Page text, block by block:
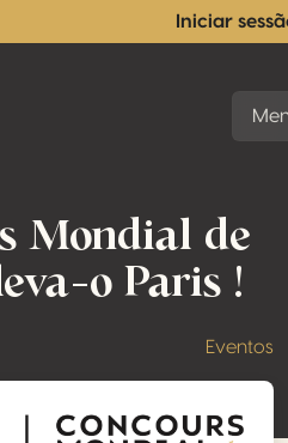
Iniciar
Mondial de
o Paris !
Eventos